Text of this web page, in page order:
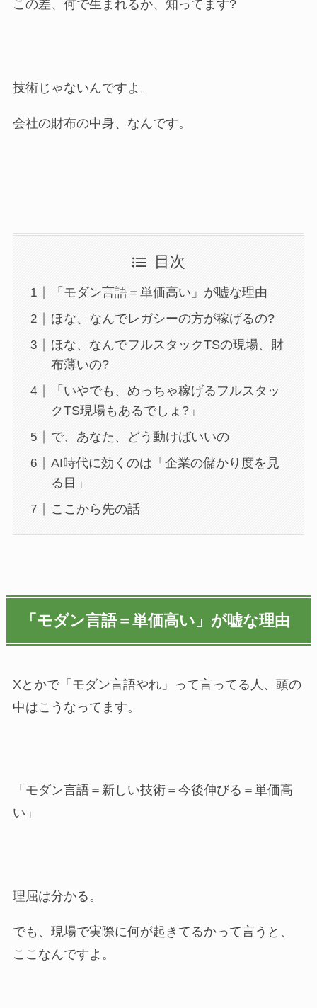
この差、何で生まれるか、知ってます?
技術じゃないんですよ。
会社の財布の中身、なんです。
目次
「モダン言語＝単価高い」が嘘な理由
ほな、なんでレガシーの方が稼げるの?
ほな、なんでフルスタックTSの現場、財
布薄いの?
「いやでも、めっちゃ稼げるフルスタッ
クTS現場もあるでしょ?」
で、あなた、どう動けばいいの
AI時代に効くのは「企業の儲かり度を見
る目」
ここから先の話
「モダン言語＝単価高い」が嘘な理由
Xとかで「モダン言語やれ」って言ってる人、頭の
中はこうなってます。
「モダン言語＝新しい技術＝今後伸びる＝単価高
い」
理屈は分かる。
でも、現場で実際に何が起きてるかって言うと、
ここなんですよ。